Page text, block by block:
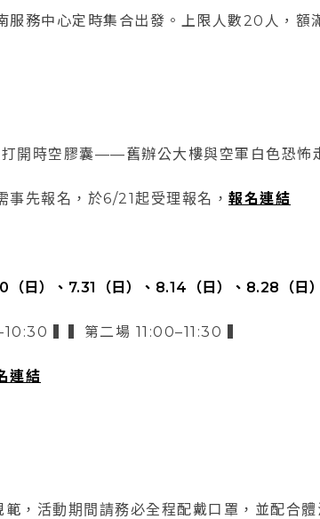
服務中心定時集合出發。上限人數20人，額
開時空膠囊——舊辦公大樓與空軍白色恐怖
事先報名，於6/21起受理報名， 報名連結
（日）、7.31（日）、8.14（日）、8.28（日
▍▍第二場 11:00–11:30 ▍
連結
範，活動期間請務必全程配戴口罩，並配合